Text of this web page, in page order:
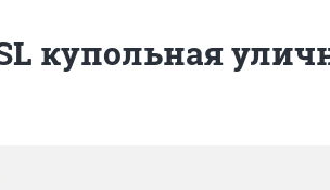
купольная